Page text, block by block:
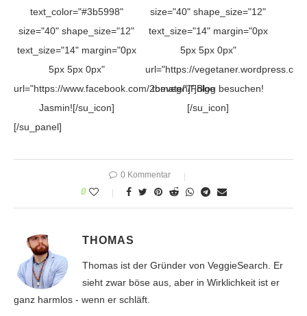
text_color="#3b5998"
size="40" shape_size="12"
text_size="14" margin="0px
5px 5px 0px"
url="https://www.facebook.com/2beveg/"]Folge
Jasmin![/su_icon]
size="40" shape_size="12"
text_size="14" margin="0px
5px 5px 0px"
url="https://
tomaten/"]Blog besuchen!
[/su_icon]
[/su_panel]
0 Kommentar
0
THOMAS
Thomas ist der Gründer von VeggieSearch. Er
sieht zwar böse aus, aber in Wirklichkeit ist er
ganz harmlos - wenn er schläft.